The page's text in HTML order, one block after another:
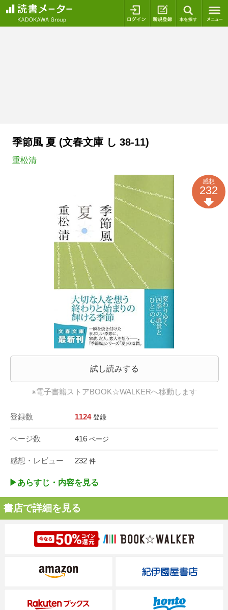
ログイン 新規登録
季節風 夏 (文春文庫 し 38-11)
重松清
試し読みする
※電子書籍ストアBOOK☆WALKERへ移動します
登録数 1124 登録
ページ数 416 ページ
感想・レビュー 232 件
感想
232
▶︎あらすじ・内容を見る
書店で詳細を見る